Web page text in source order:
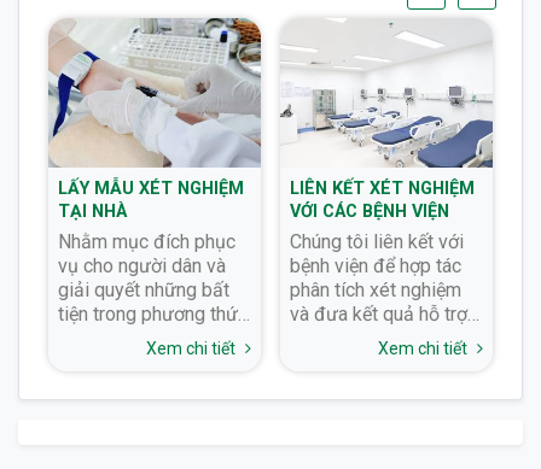
LẤY MẪU XÉT NGHIỆM
TẠI NHÀ
Nhằm mục đích phục
vụ cho người dân và
giải quyết những bất
tiện trong phương thức
xét nghiệm truyển
thống, dịch vụ lấy mẫu
Xem chi tiết
LIÊN KẾT XÉT NGHIỆM
VỚI CÁC BỆNH VIỆN
Chúng tôi liên kết với
bệnh viện để hợp tác
phân tích xét nghiệm
và đưa kết quả hỗ trợ
chẩn đoán và tư
vấn chăm sóc sức
Xem chi tiết